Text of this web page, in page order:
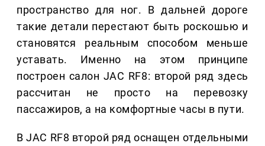
пространство для ног. В дальней дороге
такие детали перестают быть роскошью и
становятся реальным способом меньше
уставать. Именно на этом принципе
построен салон JAC RF8: второй ряд здесь
рассчитан не просто на перевозку
пассажиров, а на комфортные часы в пути.
В JAC RF8 второй ряд оснащен отдельными